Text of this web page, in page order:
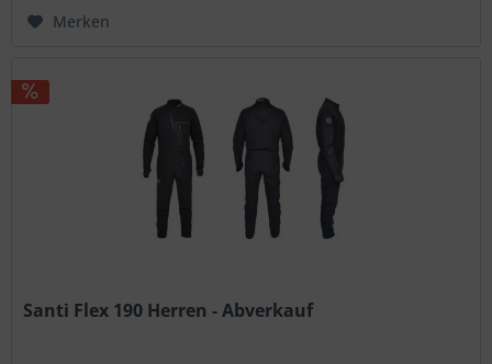
Merken
Santi Flex 190 Herren - Abverkauf